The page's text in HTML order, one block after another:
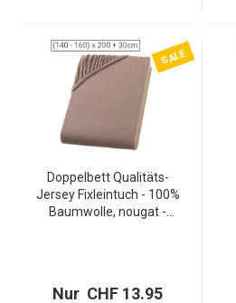
SALE
Doppelbett Qualitäts-
Jersey Fixleintuch - 100%
Baumwolle, nougat -
Nur CHF 13.95